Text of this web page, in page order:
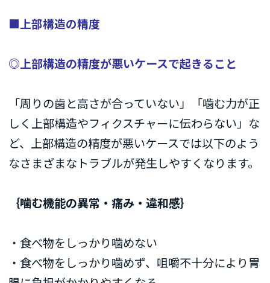
■上部構造の精度
◎上部構造の精度が悪いケースで起きること
「周りの歯と高さが合っていない」「噛む力が正
しく上部構造やフィクスチャーに伝わらない」な
ど、上部構造の精度が悪いケースでは以下のよう
なさまざまなトラブルが発生しやすくなります。
｛噛む機能の異常・痛み・違和感｝
・食べ物をしっかり噛めない
・食べ物をしっかり噛めず、咀嚼不十分により胃